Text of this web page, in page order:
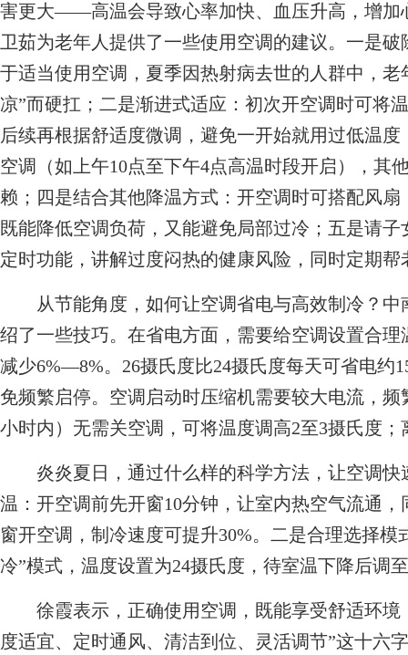
害更大——高温会导致心率加快、血压升高，增加
卫茹为老年人提供了一些使用空调的建议。一是
于适当使用空调，夏季因热射病去世的人群中，
凉”而硬扛；二是渐进式适应：初次开空调时可将
后续再根据舒适度微调，避免一开始就用过低温
空调（如上午10点至下午4点高温时段开启），其
赖；四是结合其他降温方式：开空调时可搭配风
既能降低空调负荷，又能避免局部过冷；五是请
定时功能，讲解过度闷热的健康风险，同时定期
从节能角度，如何让空调省电与高效制冷？中
绍了一些技巧。在省电方面，需要给空调设置合
减少6%—8%。26摄氏度比24摄氏度每天可省电约
免频繁启停。空调启动时压缩机需要较大电流，
小时内）无需关空调，可将温度调高2至3摄氏度
炎炎夏日，通过什么样的科学方法，让空调快
温：开空调前先开窗10分钟，让室内热空气流通
窗开空调，制冷速度可提升30%。二是合理选择模
冷”模式，温度设置为24摄氏度，待室温下降后调
徐霞表示，正确使用空调，既能享受舒适环境
度适宜、定时通风、清洁到位、灵活调节”这十六